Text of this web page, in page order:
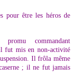
pour être les héros de
commandant
fut mis en non-activité
Il frôla même
; il ne fut jamais